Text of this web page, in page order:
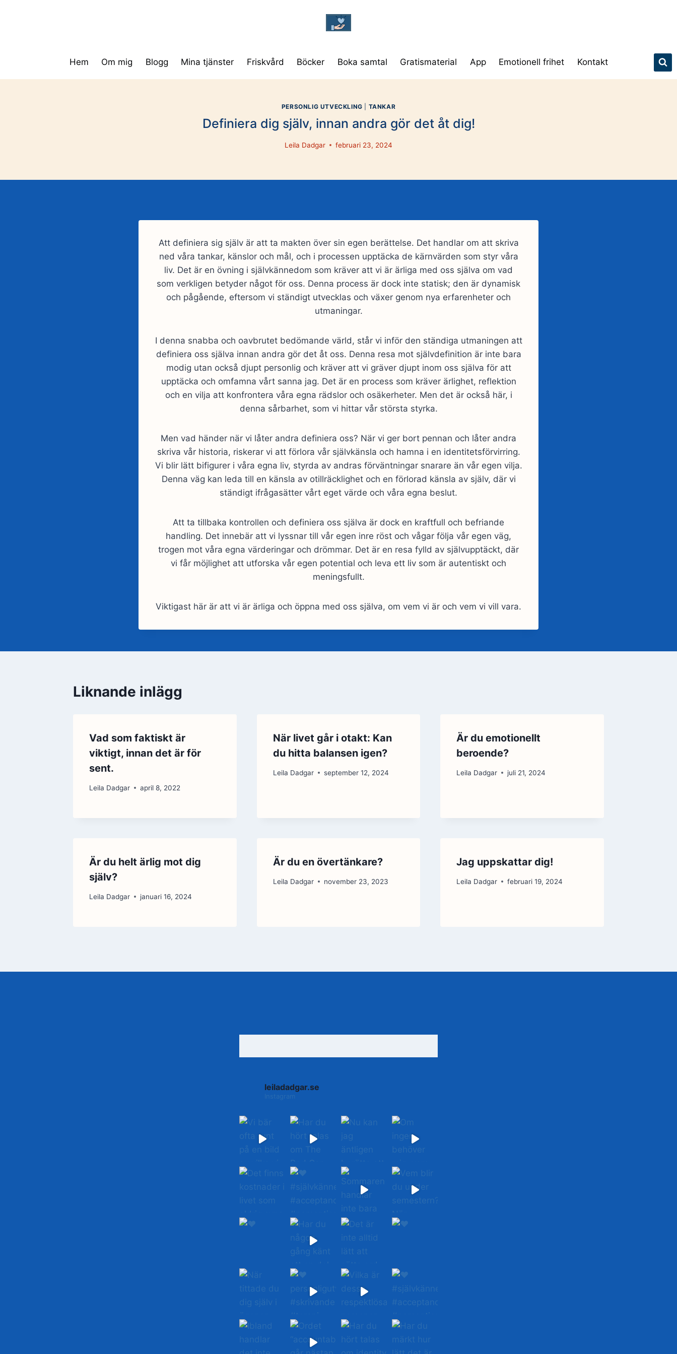
Hem Om mig Blogg Mina tjänster Friskvård Böcker Boka samtal Gratismaterial App Emotionell frihet Kontakt
PERSONLIG UTVECKLING TANKAR
Definiera dig själv, innan andra gör det åt dig!
Leila Dadgar februari 23, 2024
Att definiera sig själv är att ta makten över sin egen berättelse. Det handlar om att skriva
ned våra tankar, känslor och mål, och i processen upptäcka de kärnvärden som styr våra
liv. Det är en övning i självkännedom som kräver att vi är ärliga med oss själva om vad
som verkligen betyder något för oss. Denna process är dock inte statisk; den är dynamisk
och pågående, eftersom vi ständigt utvecklas och växer genom nya erfarenheter och
utmaningar.
I denna snabba och oavbrutet bedömande värld, står vi inför den ständiga utmaningen att
definiera oss själva innan andra gör det åt oss. Denna resa mot självdefinition är inte bara
modig utan också djupt personlig och kräver att vi gräver djupt inom oss själva för att
upptäcka och omfamna vårt sanna jag. Det är en process som kräver ärlighet, reflektion
och en vilja att konfrontera våra egna rädslor och osäkerheter. Men det är också här, i
denna sårbarhet, som vi hittar vår största styrka.
Men vad händer när vi låter andra definiera oss? När vi ger bort pennan och låter andra
skriva vår historia, riskerar vi att förlora vår självkänsla och hamna i en identitetsförvirring.
Vi blir lätt bifigurer i våra egna liv, styrda av andras förväntningar snarare än vår egen vilja.
Denna väg kan leda till en känsla av otillräcklighet och en förlorad känsla av själv, där vi
ständigt ifrågasätter vårt eget värde och våra egna beslut.
Att ta tillbaka kontrollen och definiera oss själva är dock en kraftfull och befriande
handling. Det innebär att vi lyssnar till vår egen inre röst och vågar följa vår egen väg,
trogen mot våra egna värderingar och drömmar. Det är en resa fylld av självupptäckt, där
vi får möjlighet att utforska vår egen potential och leva ett liv som är autentiskt och
meningsfullt.
Viktigast här är att vi är ärliga och öppna med oss själva, om vem vi är och vem vi vill vara.
Liknande inlägg
Vad som faktiskt är
viktigt, innan det är för
sent.
Leila Dadgar april 8, 2022
När livet går i otakt: Kan
du hitta balansen igen?
Leila Dadgar september 12, 2024
Är du emotionellt
beroende?
Leila Dadgar juli 21, 2024
Är du helt ärlig mot dig
själv?
Leila Dadgar januari 16, 2024
Är du en övertänkare?
Leila Dadgar november 23, 2023
Jag uppskattar dig!
Leila Dadgar februari 19, 2024
leiladadgar.se
Instagram